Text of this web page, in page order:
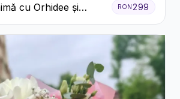
cu Orhidee și
RON299